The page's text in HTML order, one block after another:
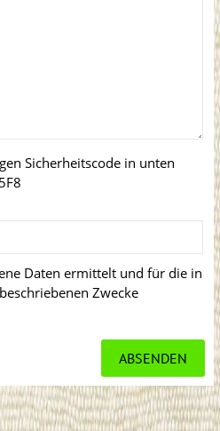
Sicherheitscode in unten
Daten ermittelt und für die in
Zwecke